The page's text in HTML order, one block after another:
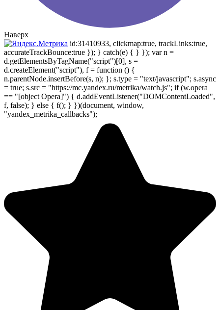
Наверх
id:31410933, clickmap:true, trackLinks:true,
accurateTrackBounce:true }); } catch(e) { } }); var n =
d.getElementsByTagName("script")[0], s =
d.createElement("script"), f = function () {
n.parentNode.insertBefore(s, n); }; s.type = "text/javascript"; s.async
= true; s.src = "https://mc.yandex.ru/metrika/watch.js"; if (w.opera
== "[object Opera]") { d.addEventListener("DOMContentLoaded",
f, false); } else { f(); } })(document, window,
"yandex_metrika_callbacks");